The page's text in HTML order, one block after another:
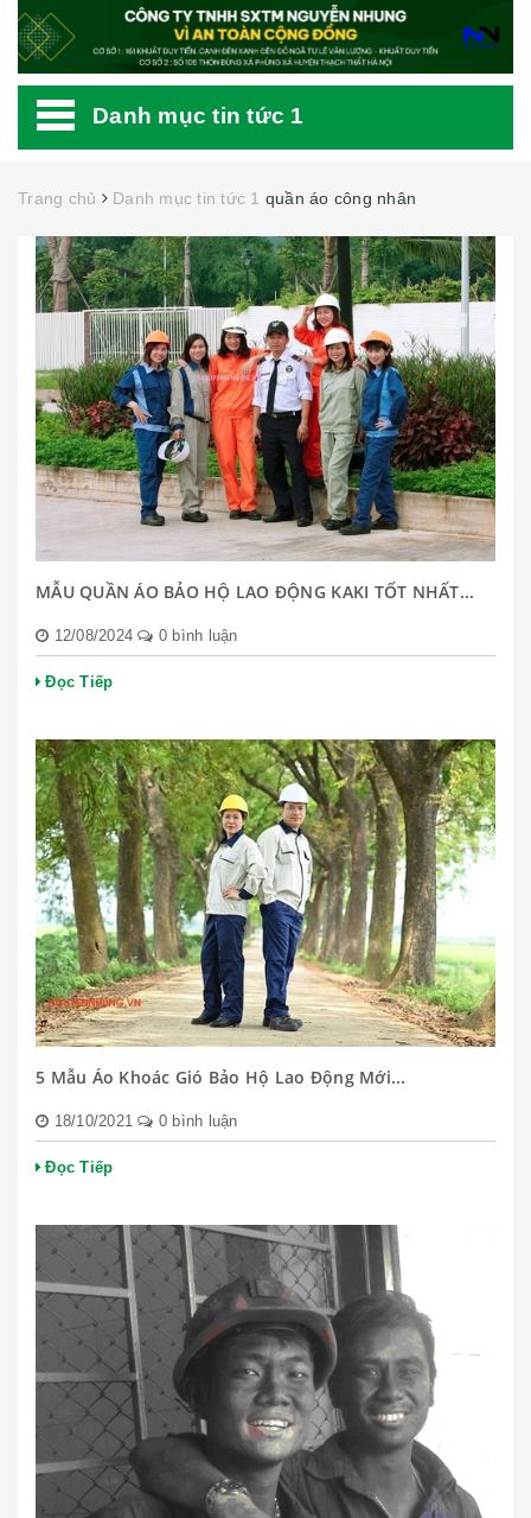
Danh mục tin tức 1
Trang chủ Danh mục tin tức 1 quần áo công nhân
MẪU QUẦN ÁO BẢO HỘ LAO ĐỘNG KAKI TỐT NHẤT...
12/08/2024 0 bình luận
Đọc Tiếp
5 Mẫu Áo Khoác Gió Bảo Hộ Lao Động Mới...
18/10/2021 0 bình luận
Đọc Tiếp